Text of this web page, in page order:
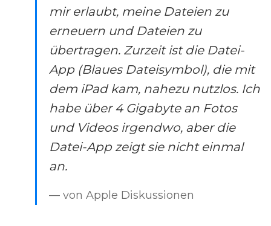
mir erlaubt, meine Dateien zu
erneuern und Dateien zu
übertragen. Zurzeit ist die Datei-
App (Blaues Dateisymbol), die mit
dem iPad kam, nahezu nutzlos. Ich
habe über 4 Gigabyte an Fotos
und Videos irgendwo, aber die
Datei-App zeigt sie nicht einmal
an.
— von Apple Diskussionen